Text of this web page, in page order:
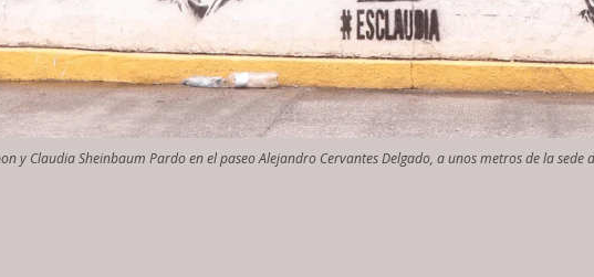
y Claudia Sheinbaum Pardo en el paseo Alejandro Cervantes Delgado, a unos metros de la sede